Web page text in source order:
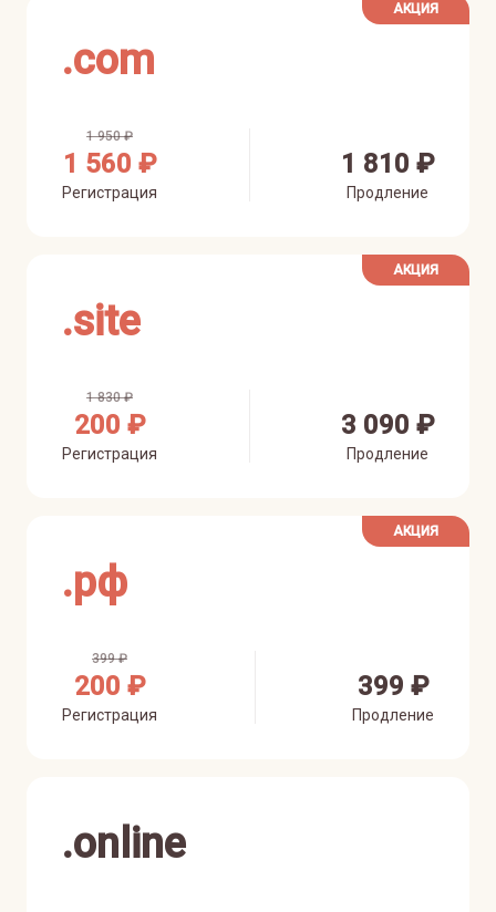
АКЦИЯ
.com
1 950 ₽
1 560 ₽
Регистрация
1 810 ₽
Продление
АКЦИЯ
.site
1 830 ₽
200 ₽
Регистрация
3 090 ₽
Продление
АКЦИЯ
.рф
399 ₽
200 ₽
Регистрация
399 ₽
Продление
.online